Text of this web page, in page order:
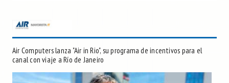
Air Computers lanza "Air in Rio", su programa de incentivos para el
canal con viaje a Río de Janeiro